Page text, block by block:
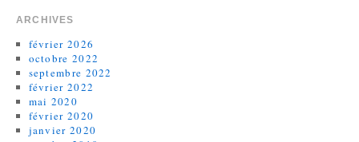
ARCHIVES
février 2026
octobre 2022
septembre 2022
février 2022
mai 2020
février 2020
janvier 2020